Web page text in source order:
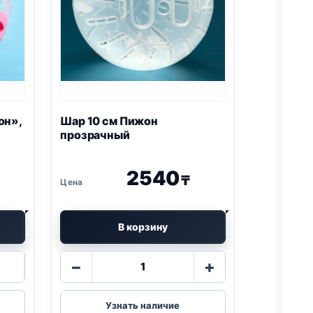
Шар 10 см Пижон
прозрачный
2540₸
В корзину
−
товара
Шар
10
+
Узнать наличие